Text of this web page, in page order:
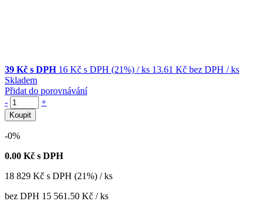
39 Kč s DPH 16 Kč s DPH (21%) / ks 13.61 Kč bez DPH / ks
Skladem
Přidat do porovnávání
-
+
Koupit
-0%
0.00 Kč s DPH
18 829 Kč s DPH (21%) / ks
bez DPH 15 561.50 Kč / ks